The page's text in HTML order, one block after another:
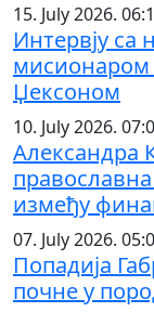
15. July 2026.
Интервју
Џексоном
10. July 2026.
Александра
између
07. July 2026.
Попадија
почне у